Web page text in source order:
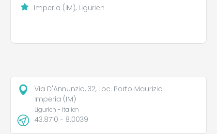
Imperia (IM), Ligurien
Via D'Annunzio, 32, Loc. Porto Maurizio
Imperia (IM)
Ligurien - Italien
43.8710 - 8.0039